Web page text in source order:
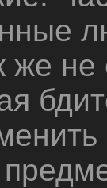
же не